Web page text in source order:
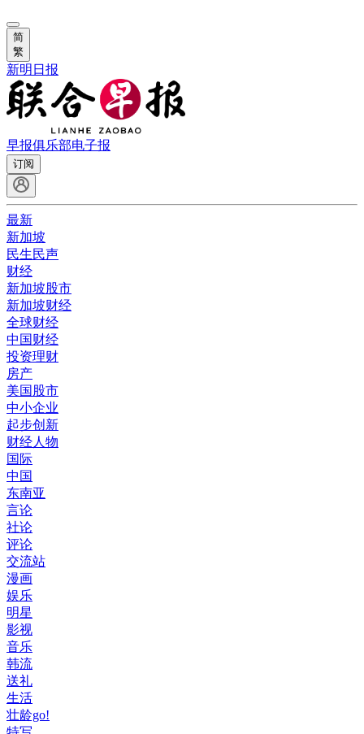
简
繁
新明日报
早报俱乐部电子报
订阅
最新
新加坡
民生民声
财经
新加坡股市
新加坡财经
全球财经
中国财经
投资理财
房产
美国股市
中小企业
起步创新
财经人物
国际
中国
东南亚
言论
社论
评论
交流站
漫画
娱乐
明星
影视
音乐
韩流
送礼
生活
壮龄go!